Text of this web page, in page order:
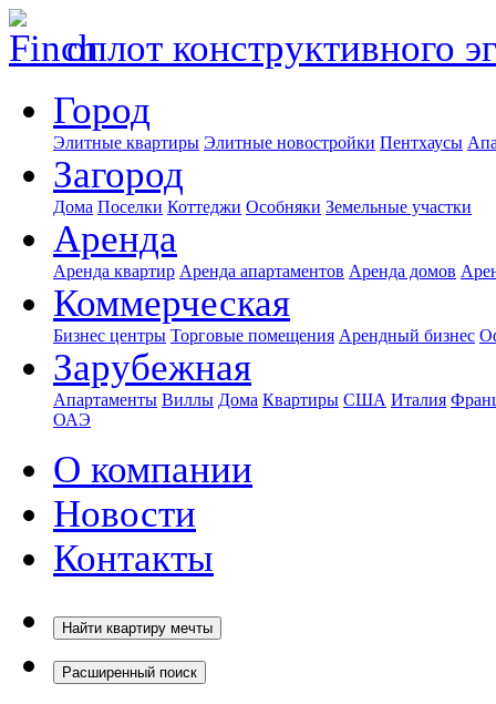
оплот конструктивного
Город
Элитные квартиры Элитные новостройки Пентхаусы
Загород
Дома Поселки Коттеджи Особняки Земельные участки
Аренда
Аренда квартир Аренда апартаментов Аренда домов
Коммерческая
Бизнес центры Торговые помещения Арендный бизнес
Зарубежная
Апартаменты Виллы Дома Квартиры США Италия
ОАЭ
О компании
Новости
Контакты
Найти квартиру мечты
Расширенный поиск